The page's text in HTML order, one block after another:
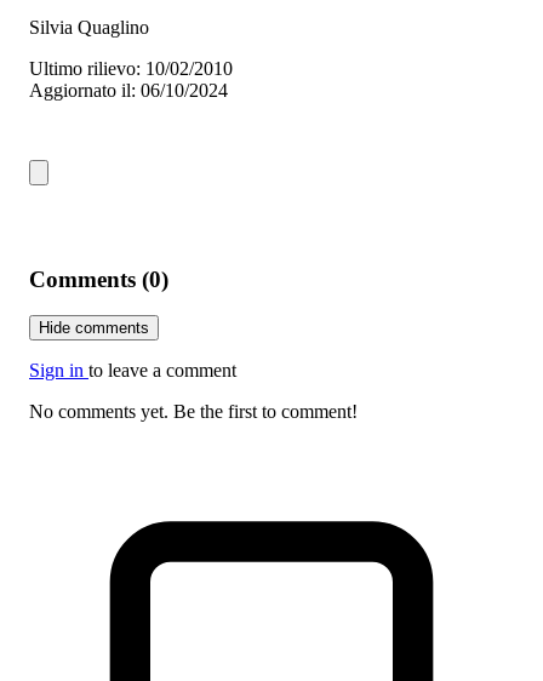
Silvia Quaglino
Ultimo rilievo: 10/02/2010
Aggiornato il: 06/10/2024
Comments (0)
Hide comments
Sign in to leave a comment
No comments yet. Be the first to comment!